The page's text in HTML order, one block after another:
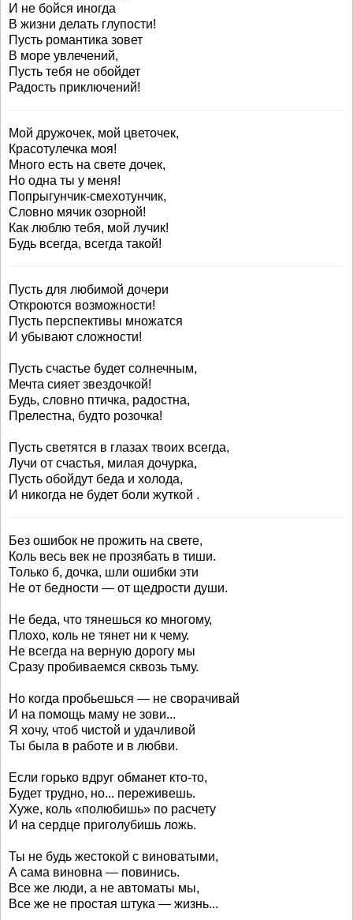
И не бойся иногда
В жизни делать глупости!
Пусть романтика зовет
В море увлечений,
Пусть тебя не обойдет
Радость приключений!
Мой дружочек, мой цветочек,
Красотулечка моя!
Много есть на свете дочек,
Но одна ты у меня!
Попрыгунчик-смехотунчик,
Словно мячик озорной!
Как люблю тебя, мой лучик!
Будь всегда, всегда такой!
Пусть для любимой дочери
Откроются возможности!
Пусть перспективы множатся
И убывают сложности!
Пусть счастье будет солнечным,
Мечта сияет звездочкой!
Будь, словно птичка, радостна,
Прелестна, будто розочка!
Пусть светятся в глазах твоих всегда,
Лучи от счастья, милая дочурка,
Пусть обойдут беда и холода,
И никогда не будет боли жуткой .
Без ошибок не прожить на свете,
Коль весь век не прозябать в тиши.
Только б, дочка, шли ошибки эти
Не от бедности — от щедрости души.
Не беда, что тянешься ко многому,
Плохо, коль не тянет ни к чему.
Не всегда на верную дорогу мы
Сразу пробиваемся сквозь тьму.
Но когда пробьешься — не сворачивай
И на помощь маму не зови...
Я хочу, чтоб чистой и удачливой
Ты была в работе и в любви.
Если горько вдруг обманет кто-то,
Будет трудно, но... переживешь.
Хуже, коль «полюбишь» по расчету
И на сердце приголубишь ложь.
Ты не будь жестокой с виноватыми,
А сама виновна — повинись.
Все же люди, а не автоматы мы,
Все же не простая штука — жизнь...